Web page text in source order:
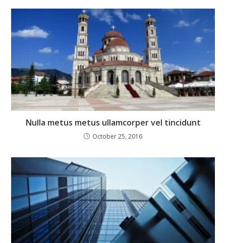
Nulla metus metus ullamcorper vel tincidunt
October 25, 2016